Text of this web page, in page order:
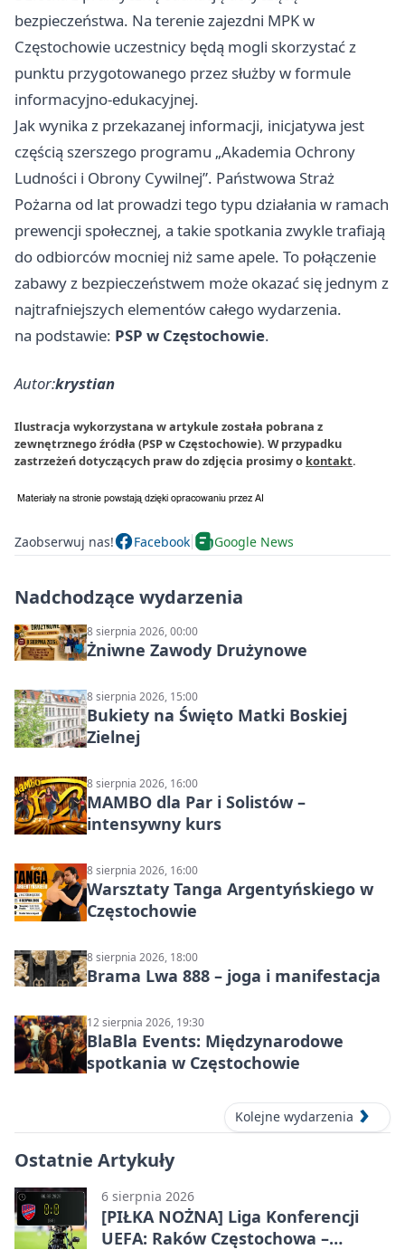
bezpieczeństwa. Na terenie zajezdni MPK w
Częstochowie uczestnicy będą mogli skorzystać z
punktu przygotowanego przez służby w formule
informacyjno-edukacyjnej.
Jak wynika z przekazanej informacji, inicjatywa jest
częścią szerszego programu „Akademia Ochrony
Ludności i Obrony Cywilnej”. Państwowa Straż
Pożarna od lat prowadzi tego typu działania w ramach
prewencji społecznej, a takie spotkania zwykle trafiają
do odbiorców mocniej niż same apele. To połączenie
zabawy z bezpieczeństwem może okazać się jednym z
najtrafniejszych elementów całego wydarzenia.
na podstawie: PSP w Częstochowie.
Autor:krystian
Ilustracja wykorzystana w artykule została pobrana z
zewnętrznego źródła (PSP w Częstochowie). W przypadku
zastrzeżeń dotyczących praw do zdjęcia prosimy o kontakt.
Zaobserwuj nas! Facebook Google News
Nadchodzące wydarzenia
8 sierpnia 2026, 00:00
Żniwne Zawody Drużynowe
8 sierpnia 2026, 15:00
Bukiety na Święto Matki Boskiej
Zielnej
8 sierpnia 2026, 16:00
MAMBO dla Par i Solistów –
intensywny kurs
8 sierpnia 2026, 16:00
Warsztaty Tanga Argentyńskiego w
Częstochowie
8 sierpnia 2026, 18:00
Brama Lwa 888 – joga i manifestacja
12 sierpnia 2026, 19:30
BlaBla Events: Międzynarodowe
spotkania w Częstochowie
Kolejne wydarzenia
Ostatnie Artykuły
6 sierpnia 2026
[PIŁKA NOŻNA] Liga Konferencji
UEFA: Raków Częstochowa –